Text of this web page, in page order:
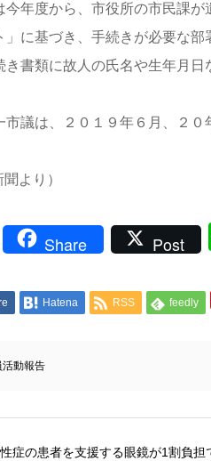
年度から、市役所の市民課が
」に基づき、手続きが必要な
き書類に故人の氏名や生年月
議は、２０１９年６月、２０
より）
Pinterest
Share Post
Hatena RSS feedly
活動報告
症の患者を支援する眼鏡が1割負担